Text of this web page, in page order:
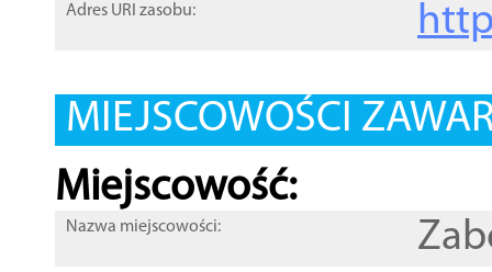
Adres URI zasobu:
MIEJSCOWOŚCI
Miejscowość:
Nazwa miejscowości: